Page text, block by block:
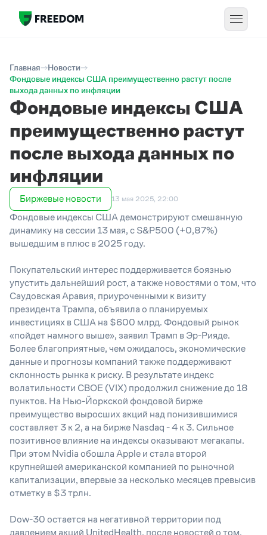
Главная
Новости
Фондовые индексы США преимущественно растут после
выхода данных по инфляции
Фондовые индексы США
преимущественно растут
после выхода данных по
инфляции
Биржевые новости 13 мая 2025, 22:00
Фондовые индексы США демонстрируют смешанную
динамику на сессии 13 мая, с S&P500 (+0,87%)
вышедшим в плюс в 2025 году.
Покупательский интерес поддерживается боязнью
упустить дальнейший рост, а также новостями о том, что
Саудовская Аравия, приуроченными к визиту
президента Трампа, объявила о планируемых
инвестициях в США на $600 млрд. Фондовый рынок
«пойдет намного выше», заявил Трамп в Эр-Рияде.
Более благоприятные, чем ожидалось, экономические
данные и прогнозы компаний также поддерживают
склонность рынка к риску. В результате индекс
волатильности CBOE (VIX) продолжил снижение до 18
пунктов. На Нью-Йоркской фондовой бирже
преимущество выросших акций над понизившимися
составляет 3 к 2, а на бирже Nasdaq - 4 к 3. Сильное
позитивное влияние на индексы оказывают мегакапы.
При этом Nvidia обошла Apple и стала второй
крупнейшей американской компанией по рыночной
капитализации, впервые за несколько месяцев превысив
отметку в $3 трлн.
Dow-30 остается на негативной территории под
давлением акций UnitedHealth, после новостей о том,